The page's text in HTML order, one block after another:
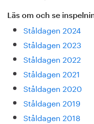
Läs om och se
Ståldagen 2024
Ståldagen 2023
Ståldagen 2022
Ståldagen 2021
Ståldagen 2020
Ståldagen 2019
Ståldagen 2018